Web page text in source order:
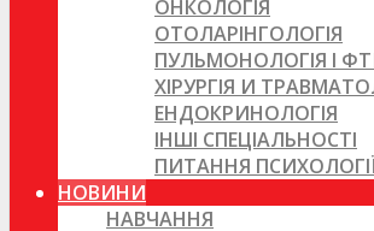
ОНКОЛОГІЯ
ОТОЛАРІНГОЛОГІЯ
ПУЛЬМОНОЛОГІЯ І
ХІРУРГІЯ И
ЕНДОКРИНОЛОГІЯ
ІНШІ СПЕЦІАЛЬНОСТІ
ПИТАННЯ
НОВИНИ
НАВЧАННЯ